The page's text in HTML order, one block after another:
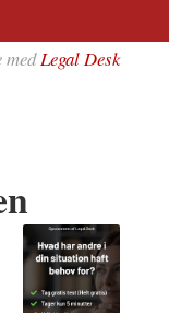
medLegal Desk